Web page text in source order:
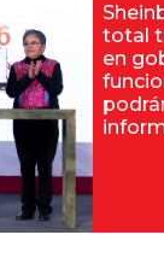
total
en